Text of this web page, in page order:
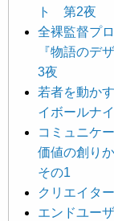
ト 第2夜
全裸監督プ
『物語の
3夜
若者を動か
イボールナ
コミュニケ
価値の創り
その1
クリエイタ
エンドユー